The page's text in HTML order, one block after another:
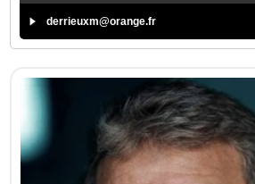
derrieuxm@orange.fr